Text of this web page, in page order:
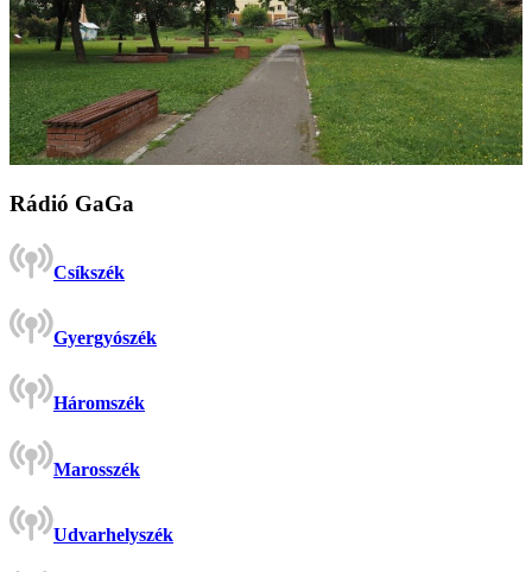
Rádió GaGa
Csíkszék
Gyergyószék
Háromszék
Marosszék
Udvarhelyszék